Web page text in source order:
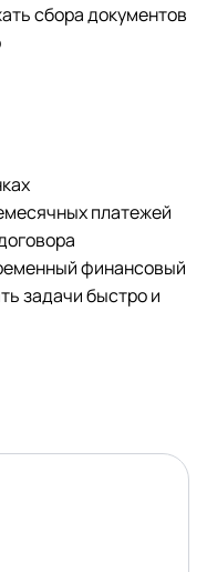
сбора документов
платежей
финансовый
задачи быстро и